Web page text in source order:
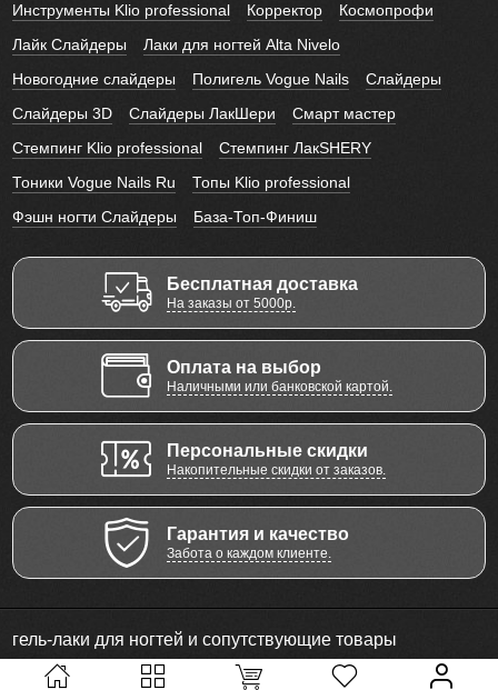
Инструменты Klio professional
Корректор
Космопрофи
Лайк Слайдеры
Лаки для ногтей Alta Nivelo
Новогодние слайдеры
Полигель Vogue Nails
Слайдеры
Слайдеры 3D
Слайдеры ЛакШери
Смарт мастер
Стемпинг Klio professional
Стемпинг ЛакSHERY
Тоники Vogue Nails Ru
Топы Klio professional
Фэшн ногти Слайдеры
База-Топ-Финиш
Бесплатная доставка
На заказы от 5000р.
Оплата на выбор
Наличными или банковской картой.
Персональные скидки
Накопительные скидки от заказов.
Гарантия и качество
Забота о каждом клиенте.
гель-лаки для ногтей и сопутствующие товары
© 2011 - 2026 Все права защищены